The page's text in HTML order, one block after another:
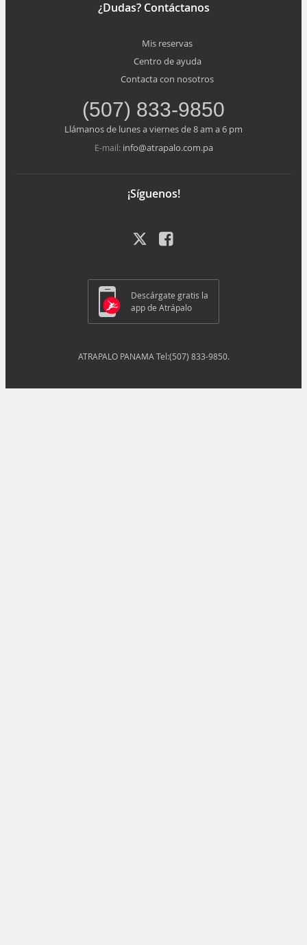
¿Dudas? Contáctanos
Mis reservas
Centro de ayuda
Contacta con nosotros
(507) 833-9850
Llámanos de lunes a viernes de 8 am a 6 pm
E-mail: info@atrapalo.com.pa
¡Síguenos!
Descárgate gratis la
app de Atrápalo
ATRAPALO PANAMA Tel:(507) 833-9850.